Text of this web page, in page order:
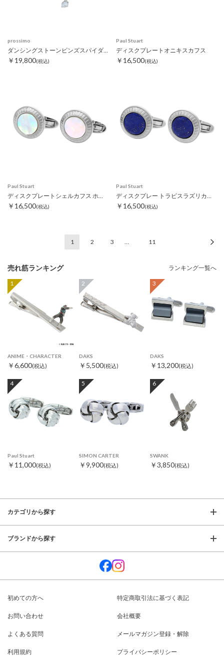
prossimo
￥19,800(税込)
Paul Stuart
ディスクプレートオニキスカフス
￥16,500(税込)
Paul Stuart
ディスクプレートシェルカフス ホワイト
￥16,500(税込)
Paul Stuart
ディスクプレー トラピスラズリカフス
￥16,500(税込)
1 2 3 … 11
売れ筋ランキング ランキング一覧へ
1
ANIME・CHARACTER
￥6,600(税込)
2
DAKS
￥5,500(税込)
3
DAKS
￥13,200(税込)
4
Paul Stuart
￥11,000(税込)
5
SIMON CARTER
￥9,900(税込)
6
SWANK
￥3,850(税込)
カテゴリから探す
ブランドから探す
初めての方へ 特定商取引法に基づく表記
お問い合わせ 会社概要
よくある質問 メールマガジン登録・解除
利用規約 プライバシーポリシー